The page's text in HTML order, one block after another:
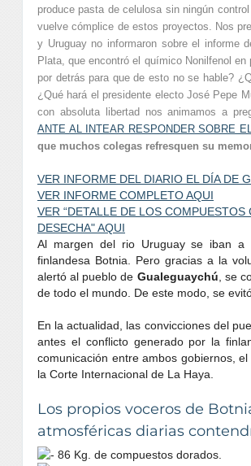
produce pasta de celulosa sin ningún
vuelve cómplice de estos proyectos. Nos
y Uruguay no informaron sobre el informe
Plata, que encontró el químico Nonilfenol
por detrás para que de esto no se hable?
¿Qué hará el presidente electo José Pepe
con absoluta libertad nos animamos a
ANTE AL INTEAR RESPONDER SOBRE
que muchos colegas refresquen su
VER INFORME DEL DIARIO EL DÍA DE
VER INFORME COMPLETO AQUI
VER “DETALLE DE LOS
DESECHA" AQUI
Al margen del rio Uruguay se iban a
finlandesa Botnia. Pero gracias a la
alertó al pueblo de Gualeguaychú , se
de todo el mundo. De este modo, se
En la actualidad, las convicciones del
antes el conflicto generado por la
comunicación entre ambos gobiernos,
la Corte Internacional de La Haya.
Los propios voceros de
atmosféricas diarias
86 Kg. de compuestos dorados.